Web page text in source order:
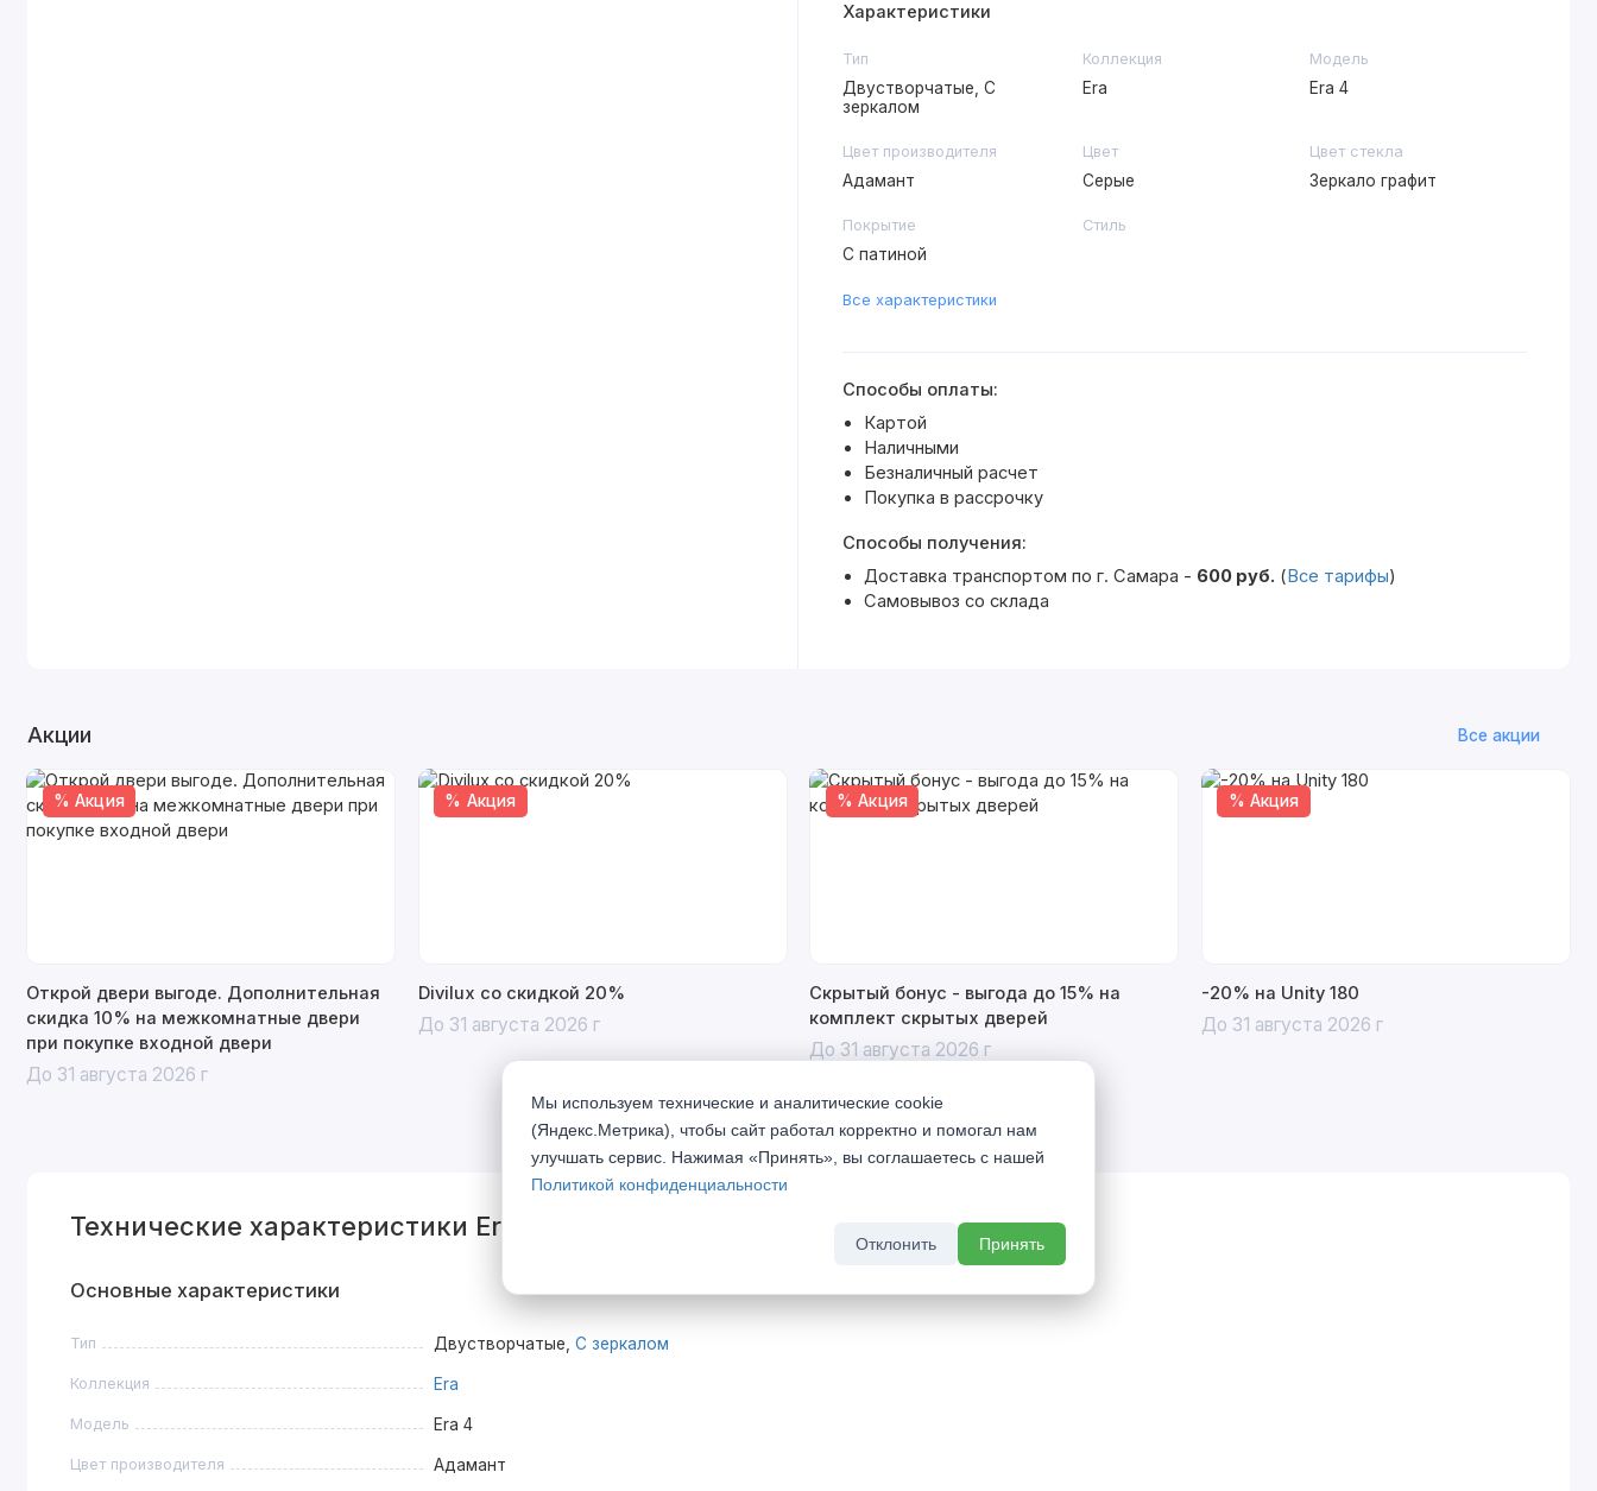
Характеристики
Тип
Двустворчатые, С
зеркалом
Коллекция
Era
Модель
Era 4
Цвет производителя
Адамант
Цвет
Серые
Цвет стекла
Зеркало графит
Покрытие
С патиной
Стиль
Все характеристики
Способы оплаты:
Картой
Наличными
Безналичный расчет
Покупка в рассрочку
Способы получения:
Доставка транспортом по г. Самара - 600 руб. (Все тарифы)
Самовывоз со склада
Акции Все акции
% Акция
Открой двери выгоде. Дополнительная
скидка 10% на межкомнатные двери
при покупке входной двери
До 31 августа 2026 г
% Акция
Divilux со скидкой 20%
До 31 августа 2026 г
% Акция
Скрытый бонус - выгода до 15% на
комплект скрытых дверей
До 31 августа 2026 г
% Акция
-20% на Unity 180
До 31 августа 2026 г
Технические характеристики Era 4 Адамант золото с зеркалом
Основные характеристики
Тип Двустворчатые, С зеркалом
Коллекция Era
Модель Era 4
Цвет производителя Адамант
Мы используем технические и аналитические cookie
(Яндекс.Метрика), чтобы сайт работал корректно и помогал нам
улучшать сервис. Нажимая «Принять», вы соглашаетесь с нашей
Политикой конфиденциальности
Отклонить Принять